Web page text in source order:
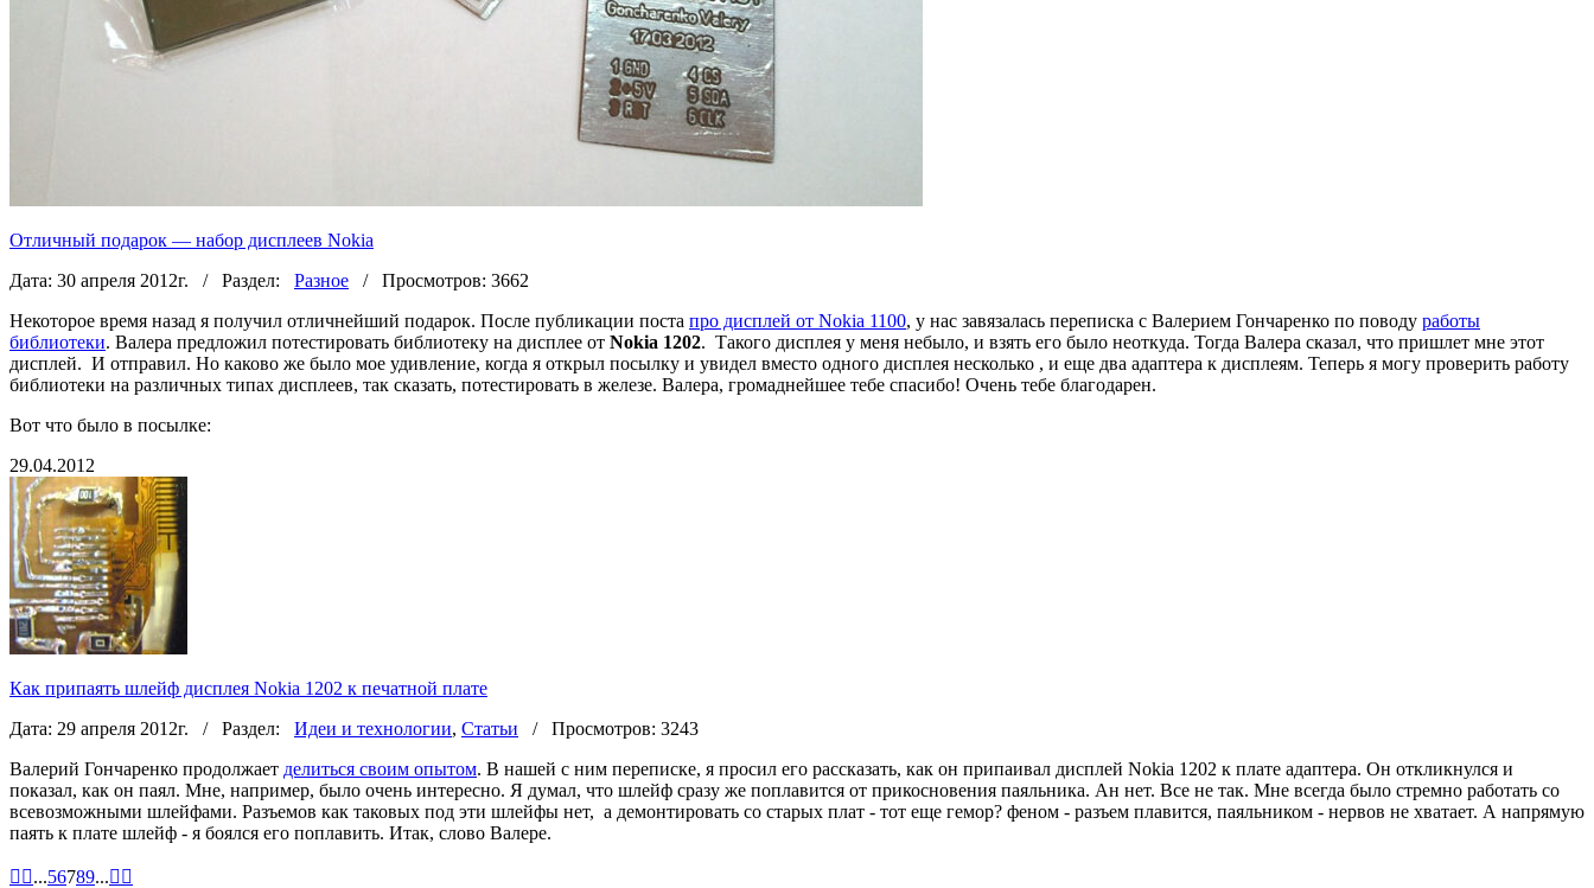
Отличный подарок — набор дисплеев Nokia
Дата: 30 апреля 2012г. / Раздел: Разное / Просмотров: 3662
Некоторое время назад я получил отличнейший подарок. После публикации поста про дисплей от Nokia 1100, у нас завязалась переписка с Валерием Гончаренко по поводу работы
библиотеки. Валера предложил потестировать библиотеку на дисплее от Nokia 1202. Такого дисплея у меня небыло, и взять его было неоткуда. Тогда Валера сказал, что пришлет мне этот
дисплей. И отправил. Но каково же было мое удивление, когда я открыл посылку и увидел вместо одного дисплея несколько , и еще два адаптера к дисплеям. Теперь я могу проверить работу
библиотеки на различных типах дисплеев, так сказать, потестировать в железе. Валера, громаднейшее тебе спасибо! Очень тебе благодарен.
Вот что было в посылке:
29.04.2012
Как припаять шлейф дисплея Nokia 1202 к печатной плате
Дата: 29 апреля 2012г. / Раздел: Идеи и технологии, Статьи / Просмотров: 3243
Валерий Гончаренко продолжает делиться своим опытом. В нашей с ним переписке, я просил его рассказать, как он припаивал дисплей Nokia 1202 к плате адаптера. Он откликнулся и
показал, как он паял. Мне, например, было очень интересно. Я думал, что шлейф сразу же поплавится от прикосновения паяльника. Ан нет. Все не так. Мне всегда было стремно работать со
всевозможными шлейфами. Разъемов как таковых под эти шлейфы нет, а демонтировать со старых плат - тот еще гемор? феном - разъем плавится, паяльником - нервов не хватает. А напрямую
паять к плате шлейф - я боялся его поплавить. Итак, слово Валере.
 ...56789... 